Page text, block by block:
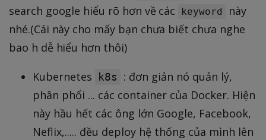
search google hiểu rõ hơn về các
keyword
này
nhé.(Cái này cho mấy bạn chưa biết chưa nghe
bao h dễ hiểu hơn thôi)
Kubernetes k8s
: đơn giản nó quản lý,
phân phổi ... các container của Docker. Hiện
này hầu hết các ông lớn Google, Facebook,
Neflix,..... đều deploy hệ thống của mình lên